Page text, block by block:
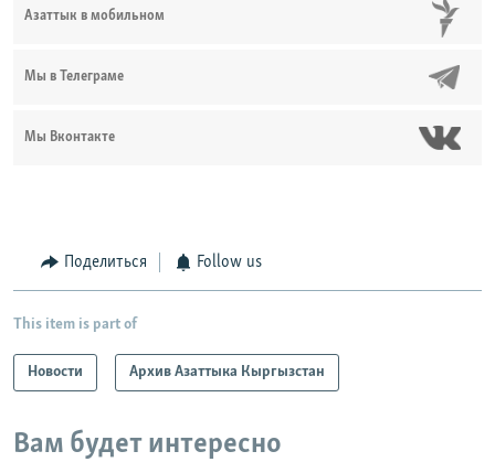
Азаттык в мобильном
Мы в Телеграме
Мы Вконтакте
Поделиться Follow us
This item is part of
Новости Архив Азаттыка Кыргызстан
Вам будет интересно